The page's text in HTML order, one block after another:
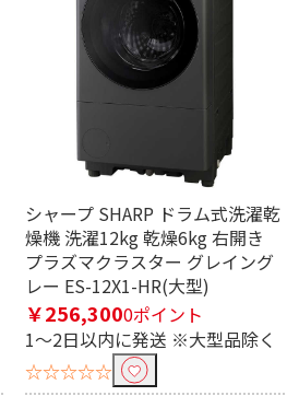
シャープ SHARP ドラム式洗濯乾
燥機 洗濯12kg 乾燥6kg 右開き
プラズマクラスター グレイング
レー ES-12X1-HR(大型)
￥256,3000ポイント
1～2日以内に発送 ※大型品除く
☆☆☆☆☆
ON / OFFタイマー タイマーなし